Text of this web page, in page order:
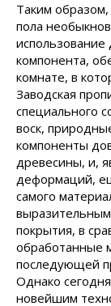
Таким образом,
пола
использование
компонента,
комнате, в
Заводская
специального
воск,
компоненты
древесины, и,
деформаций,
самого
покрытия, в
обработанные
последующей
Однако
новейшим